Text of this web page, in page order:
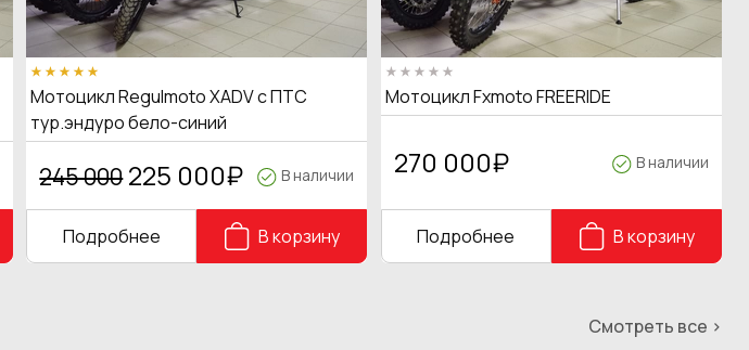
Мотоцикл Regulmoto XADV с ПТС
тур.эндуро бело-синий
245 000 225 000₽ В наличии
Подробнее В корзину
Мотоцикл Fxmoto FREERIDE
270 000₽ В наличии
Подробнее В корзину
Смотреть все >